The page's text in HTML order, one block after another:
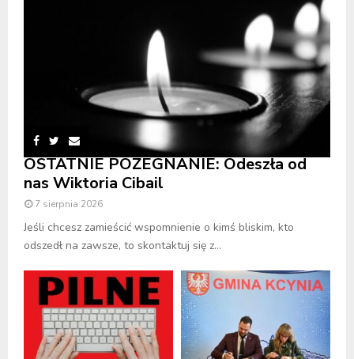
OSTATNIE POŻEGNANIE: Odeszła od
nas Wiktoria Cibail
7 sierpnia 2026
Jeśli chcesz zamieścić wspomnienie o kimś bliskim, kto
odszedł na zawsze, to skontaktuj się z...